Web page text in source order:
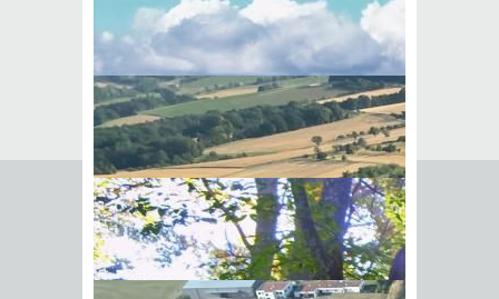
Startseite › Politik & Verwaltung› Rathaus›
Dienstleistungen von A-Z
Seite empfehlen
Empfehlung senden an*
Mit diesem Kommentar